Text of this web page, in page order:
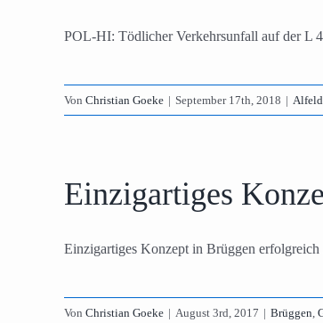
POL-HI: Tödlicher Verkehrsunfall auf der L
Von Christian Goeke | September 17th, 2018 |
Einzigartiges
Einzigartiges Konzept in Brüggen
Von Christian Goeke | August 3rd, 2017 | Brüggen,